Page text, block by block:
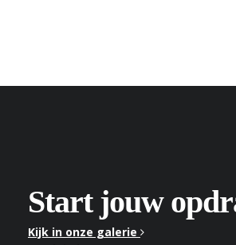
Start jouw
Kijk in onze galerie